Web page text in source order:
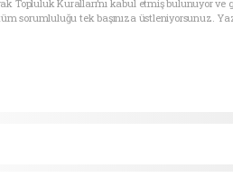
Topluluk Kuralları’nı kabul etmiş bulunuyor
sorumluluğu tek başınıza üstleniyorsunuz.